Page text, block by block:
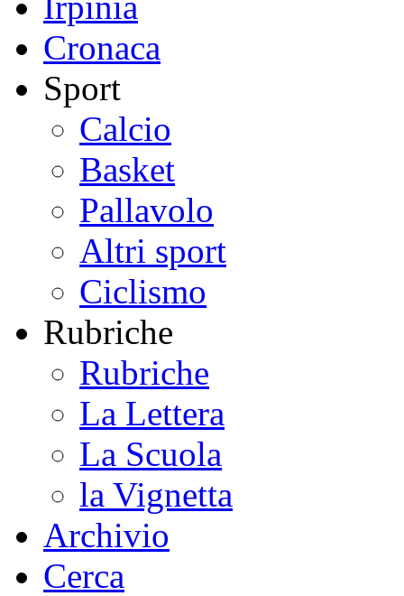
Cronaca
Sport
Calcio
Basket
Pallavolo
Altri sport
Ciclismo
Rubriche
Rubriche
La Lettera
La Scuola
la Vignetta
Archivio
Cerca